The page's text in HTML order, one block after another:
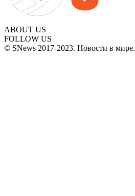
ABOUT US
FOLLOW US
© SNews 2017-2023. Новости в мире.